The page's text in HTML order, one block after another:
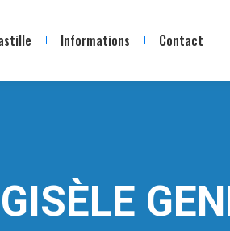
Informations Contact